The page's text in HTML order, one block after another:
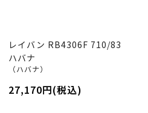
レイバン RB4306F 710/83
ハバナ
（ハバナ）
27,170円(税込)